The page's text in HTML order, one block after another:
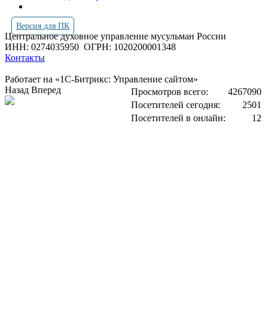
Версия для ПК
Центральное духовное управление мусульман России
ИНН: 0274035950 ОГРН: 1020200001348
Контакты
Работает на «1С-Битрикс: Управление сайтом»
Просмотров всего:
4267090
Посетителей сегодня:
2501
Посетителей в онлайн:
12
Назад Вперед